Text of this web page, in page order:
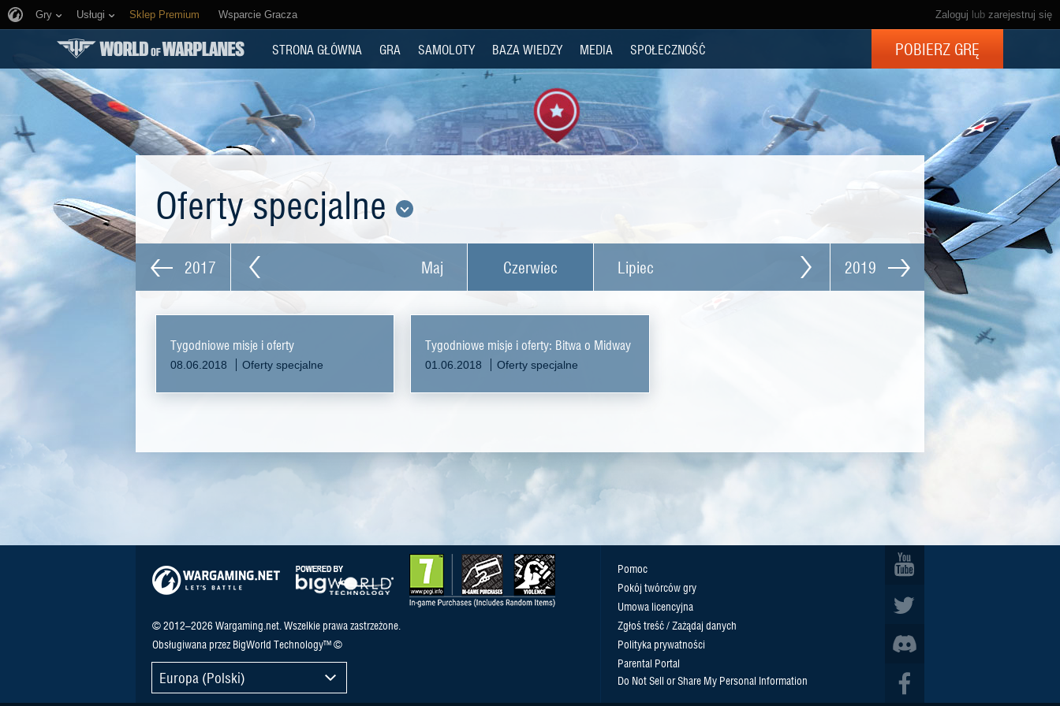
Zaloguj lub zarejestruj się
Gry Usługi Sklep Premium Wsparcie Gracza
STRONA GŁÓWNA GRA SAMOLOTY BAZA WIEDZY MEDIA SPOŁECZNOŚĆ POBIERZ GRĘ
Oferty specjalne
2017 Maj Czerwiec Lipiec 2019
Tygodniowe misje i oferty
08.06.2018 Oferty specjalne
Tygodniowe misje i oferty: Bitwa o Midway
01.06.2018 Oferty specjalne
© 2012–2026 Wargaming.net. Wszelkie prawa zastrzeżone.
Obsługiwana przez BigWorld Technology™ ©
Europa (Polski)
Pomoc
Pokój twórców gry
Umowa licencyjna
Zgłoś treść / Zażądaj danych
Polityka prywatności
Parental Portal
Do Not Sell or Share My Personal Information